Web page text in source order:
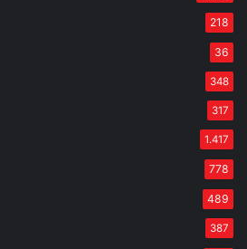
218
36
348
317
1.417
778
489
387